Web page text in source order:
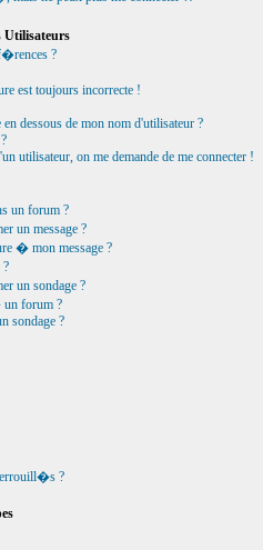
?
est toujours incorrecte !
dessous de mon nom d'utilisateur ?
utilisateur, on me demande de me connecter !
un forum ?
un message ?
� mon message ?
un sondage ?
forum ?
sondage ?
?